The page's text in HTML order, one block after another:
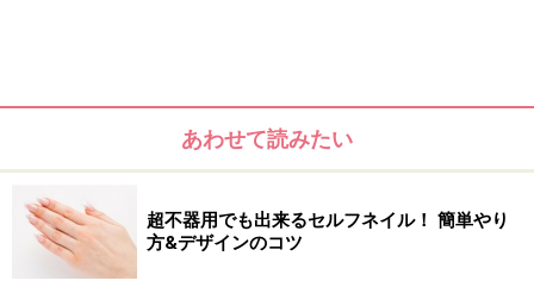
った涼しげなデザインです。
あわせて読みたい
超不器用でも出来るセルフネイル！ 簡単やり
方&デザインのコツ